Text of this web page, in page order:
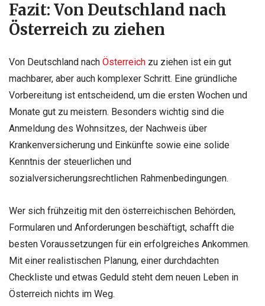
Fazit: Von Deutschland nach
Österreich zu ziehen
Von Deutschland nach Österreich zu ziehen ist ein gut
machbarer, aber auch komplexer Schritt. Eine gründliche
Vorbereitung ist entscheidend, um die ersten Wochen und
Monate gut zu meistern. Besonders wichtig sind die
Anmeldung des Wohnsitzes, der Nachweis über
Krankenversicherung und Einkünfte sowie eine solide
Kenntnis der steuerlichen und
sozialversicherungsrechtlichen Rahmenbedingungen.
Wer sich frühzeitig mit den österreichischen Behörden,
Formularen und Anforderungen beschäftigt, schafft die
besten Voraussetzungen für ein erfolgreiches Ankommen.
Mit einer realistischen Planung, einer durchdachten
Checkliste und etwas Geduld steht dem neuen Leben in
Österreich nichts im Weg.